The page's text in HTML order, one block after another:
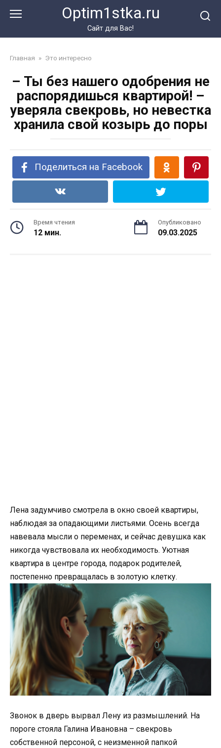
Optim1stka.ru
Сайт для Вас!
Главная » Это интересно
– Ты без нашего одобрения не
распорядишься квартирой! –
уверяла свекровь, но невестка
хранила свой козырь до поры
Поделиться на Facebook
Время чтения
12 мин.
Опубликовано
09.03.2025
Лена задумчиво смотрела в окно своей квартиры,
наблюдая за опадающими листьями. Осень всегда
навевала мысли о переменах, и сейчас девушка как
никогда чувствовала их необходимость. Уютная
квартира в центре города, подарок родителей,
постепенно превращалась в золотую клетку.
Звонок в дверь вырвал Лену из размышлений. На
пороге стояла Галина Ивановна – свекровь
собственной персоной, с неизменной папкой